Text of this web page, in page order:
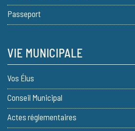
Passeport
VIE MUNICIPALE
Vos Élus
Conseil Municipal
Actes réglementaires